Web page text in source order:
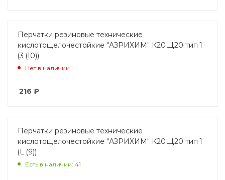
Перчатки резиновые технические
кислотощелочестойкие "АЗРИХИМ" К20Щ20 тип 1
(3 (10))
Нет в наличии
216 ₽
Перчатки резиновые технические
кислотощелочестойкие "АЗРИХИМ" К20Щ20 тип 1
(L (9))
Есть в наличии: 41